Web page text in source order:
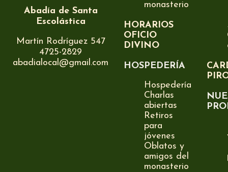
Abadía de Santa
Escolástica
Martín Rodríguez 547
4725-2829
abadialocal@gmail.com
monasterio
HORARIOS
OFICIO
DIVINO
HOSPEDERÍA
Hospedería
Charlas
abiertas
Retiros
para
jóvenes
Oblatos y
amigos del
monasterio